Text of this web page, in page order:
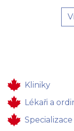
Kliniky
Lékaři a
Specializace